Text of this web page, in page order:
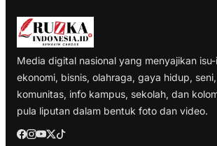
Media digital nasional yang menyajikan
ekonomi, bisnis, olahraga, gaya hidup,
komunitas, info kampus, sekolah, dan
pula liputan dalam bentuk foto dan video.